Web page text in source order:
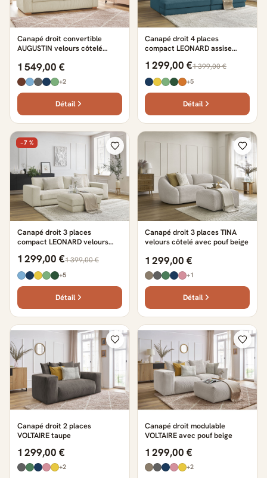
Canapé droit convertible
AUGUSTIN velours côtelé
1 549,00 €
+2
Détail
Canapé droit 4 places
compact LEONARD assise
clair
1 299,00 €1 399,00 €
+5
Détail
−7 %
Canapé droit 3 places
compact LEONARD velours
1 299,00 €1 399,00 €
+5
Détail
Canapé droit 3 places TINA
velours côtelé avec pouf beige
1 299,00 €
+1
Détail
Canapé droit 2 places
VOLTAIRE taupe
1 299,00 €
+2
Canapé droit modulable
VOLTAIRE avec pouf beige
1 299,00 €
+2